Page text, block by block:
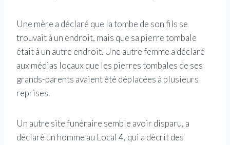
Une mère a déclaré que la tombe de son fils se
trouvait à un endroit, mais que sa pierre tombale
était à un autre endroit. Une autre femme a déclaré
aux médias locaux que les pierres tombales de ses
grands-parents avaient été déplacées à plusieurs
reprises.
Un autre site funéraire semble avoir disparu, a
déclaré un homme au Local 4, qui a décrit des